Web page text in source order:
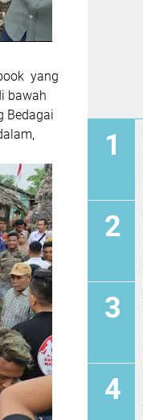
yang
bawah
Bedagai